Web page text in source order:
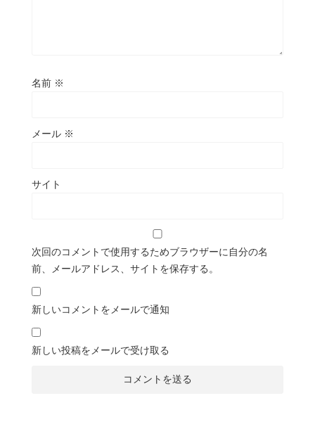
名前 ※
メール ※
サイト
次回のコメントで使用するためブラウザーに自分の名
前、メールアドレス、サイトを保存する。
新しいコメントをメールで通知
新しい投稿をメールで受け取る